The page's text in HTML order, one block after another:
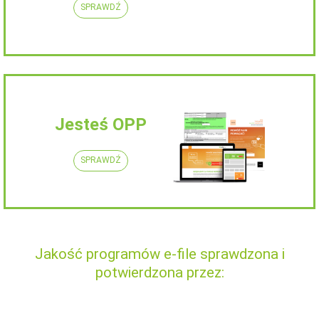
SPRAWDŹ
Jesteś OPP
SPRAWDŹ
Jakość programów e-file sprawdzona i
potwierdzona przez: